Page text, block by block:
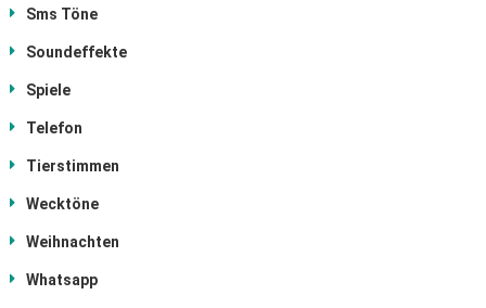
Sms Töne
Soundeffekte
Spiele
Telefon
Tierstimmen
Wecktöne
Weihnachten
Whatsapp